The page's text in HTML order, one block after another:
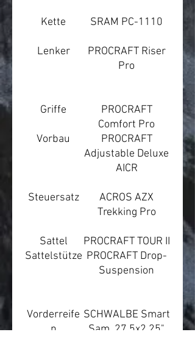
Kette SRAM PC-1110
Lenker
PROCRAFT Riser
Pro
Griffe
PROCRAFT
Comfort Pro
Vorbau
PROCRAFT
Adjustable Deluxe
AICR
Steuersatz
ACROS AZX
Trekking Pro
Sattel
PROCRAFT TOUR II
Sattelstütze PROCRAFT Drop-
Suspension
Vorderreife
n
SCHWALBE Smart
Sam, 27.5x2.25"